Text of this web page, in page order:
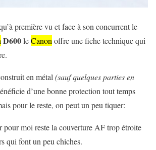
première vu et face à son concurrent le
D600leCanon offre une fiche technique qui
en métal (sauf quelques parties en
d’une bonne protection tout temps
pour le reste, on peut un peu tiquer:
moi reste la couverture AF trop étroite
qui font un peu chiches.